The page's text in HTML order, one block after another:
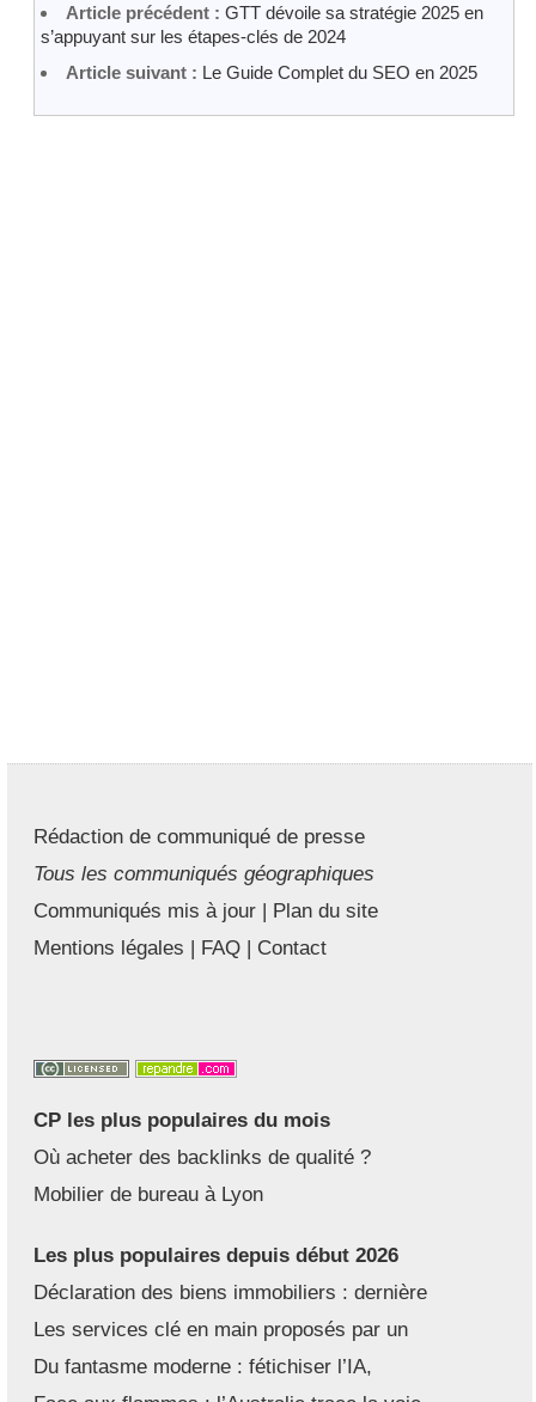
Article précédent : GTT dévoile sa stratégie 2025 en
s’appuyant sur les étapes-clés de 2024
Article suivant : Le Guide Complet du SEO en 2025
Rédaction de communiqué de presse
Tous les communiqués géographiques
Communiqués mis à jour | Plan du site
Mentions légales | FAQ | Contact
CP les plus populaires du mois
Où acheter des backlinks de qualité ?
Mobilier de bureau à Lyon
Les plus populaires depuis début 2026
Déclaration des biens immobiliers : dernière
Les services clé en main proposés par un
Du fantasme moderne : fétichiser l’IA,